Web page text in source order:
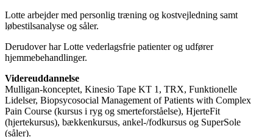
Lotte arbejder med personlig træning og kostvejledning samt
løbestilsanalyse og såler.
Derudover har Lotte vederlagsfrie patienter og udfører
hjemmebehandlinger.
Videreuddannelse
Mulligan-konceptet, Kinesio Tape KT 1, TRX, Funktionelle
Lidelser, Biopsycosocial Management of Patients with Complex
Pain Course (kursus i ryg og smerteforståelse), HjerteFit
(hjertekursus), bækkenkursus, ankel-/fodkursus og SuperSole
(såler).